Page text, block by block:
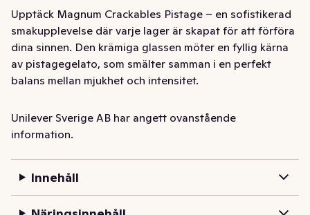
Upptäck Magnum Crackables Pistage – en sofistikerad
smakupplevelse där varje lager är skapat för att förföra
dina sinnen. Den krämiga glassen möter en fyllig kärna
av pistagegelato, som smälter samman i en perfekt
balans mellan mjukhet och intensitet.
Omsluten av ett lyxigt pistageskal, förstärkt med
knapriga, karamelliserade och saltade pistagebitar,
som oemotståndlig. Och som kronan på verket –
toppen är doppad i Magnums ikoniska, knäckande
choklad. Ett ljud, ett ögonblick, ett statement.
Unilever Sverige AB har angett ovanstående
information.
Innehåll